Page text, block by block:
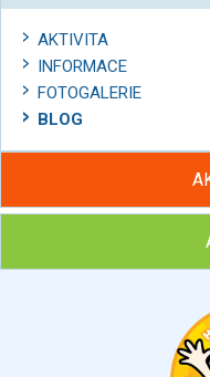
AKTIVITA
INFORMACE
FOTOGALERIE
BLOG
Hubněte s podporou
Chcete poradit s